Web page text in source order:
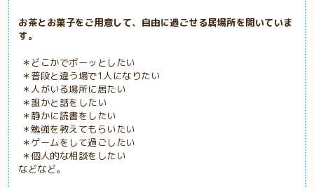
お茶とお菓子をご用意して、自由に過ごせる居場所を開いていま
す。
＊どこかでボーッとしたい
＊普段と違う場で1人になりたい
＊人がいる場所に居たい
＊誰かと話をしたい
＊静かに読書をしたい
＊勉強を教えてもらいたい
＊ゲームをして過ごしたい
＊個人的な相談をしたい
などなど。